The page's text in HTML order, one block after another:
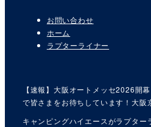
お問い合わせ
ホーム
ラプターライナー
【速報】大阪オートメッセ2026開
で皆さまをお待ちしています！大阪
キャンピングハイエースがラプタ